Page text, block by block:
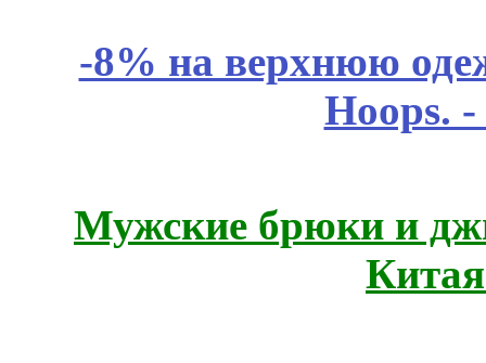
-8% на верхнюю
Hoops.
Мужские брюки и